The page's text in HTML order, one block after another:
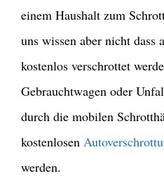
einem Haushalt zum
uns wissen aber nicht dass
kostenlos verschrottet
Gebrauchtwagen oder
durch die mobilen
kostenlosen
werden.